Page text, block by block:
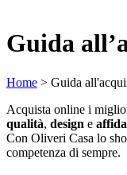
Guida
Home > Guida
Acquista online i
qualità, design e
Con Oliveri Casa lo
competenza di sempre.